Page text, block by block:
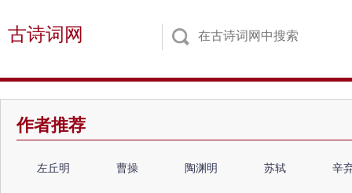
古诗词网
作者推荐
左丘明 曹操 陶渊明 苏轼 辛